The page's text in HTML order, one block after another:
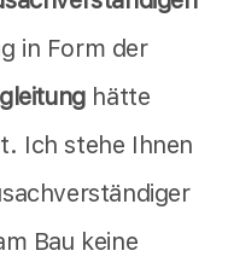
in Form der
hätte
Ich stehe Ihnen
Bau keine